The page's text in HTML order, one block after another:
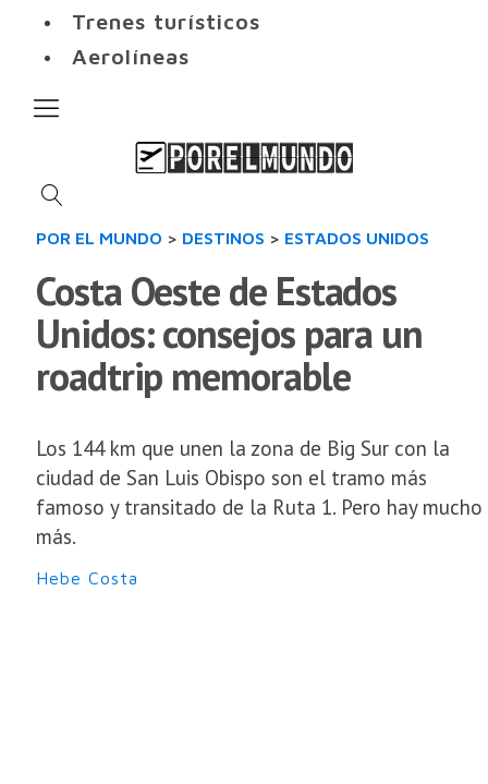
Trenes turísticos
Aerolíneas
POR EL MUNDO > DESTINOS > ESTADOS UNIDOS
Costa Oeste de Estados
Unidos: consejos para un
roadtrip memorable
Los 144 km que unen la zona de Big Sur con la
ciudad de San Luis Obispo son el tramo más
famoso y transitado de la Ruta 1. Pero hay mucho
más.
Hebe Costa